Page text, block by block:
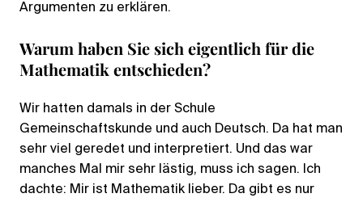
Argumenten zu erklären.
Warum haben Sie sich eigentlich für die
Mathematik entschieden?
Wir hatten damals in der Schule
Gemeinschaftskunde und auch Deutsch. Da hat man
sehr viel geredet und interpretiert. Und das war
manches Mal mir sehr lästig, muss ich sagen. Ich
dachte: Mir ist Mathematik lieber. Da gibt es nur